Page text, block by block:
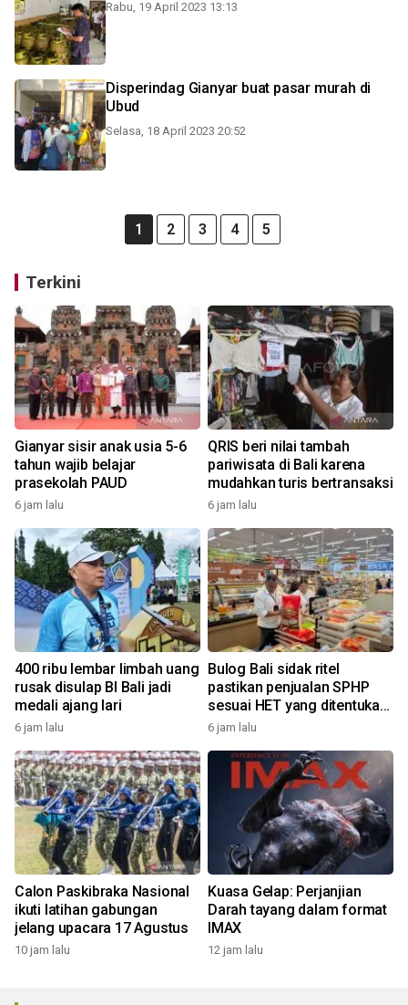
Rabu, 19 April 2023 13:13
Disperindag Gianyar buat pasar murah di
Ubud
Selasa, 18 April 2023 20:52
1 2 3 4 5
Terkini
Gianyar sisir anak usia 5-6
tahun wajib belajar
prasekolah PAUD
6 jam lalu
QRIS beri nilai tambah
pariwisata di Bali karena
mudahkan turis bertransaksi
6 jam lalu
400 ribu lembar limbah uang
rusak disulap BI Bali jadi
medali ajang lari
6 jam lalu
Bulog Bali sidak ritel
pastikan penjualan SPHP
sesuai HET yang ditentukan
pemerintah
6 jam lalu
Calon Paskibraka Nasional
ikuti latihan gabungan
jelang upacara 17 Agustus
10 jam lalu
Kuasa Gelap: Perjanjian
Darah tayang dalam format
IMAX
12 jam lalu